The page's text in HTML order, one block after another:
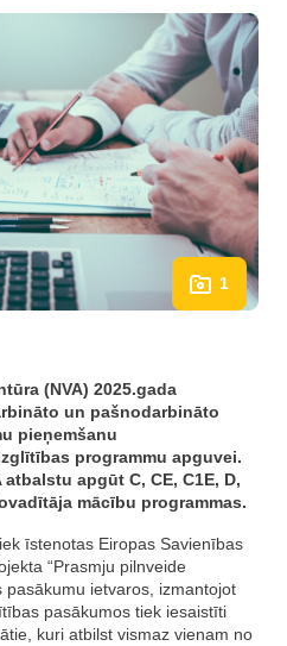
1
(NVA) 2025.gada
un pašnodarbināto
pieņemšanu
programmu apguvei.
apgūt C, CE, C1E, D,
mācību programmas.
īstenotas Eiropas Savienības
“Prasmju pilnveide
pasākumu ietvaros, izmantojot
pasākumos tiek iesaistīti
kuri atbilst vismaz vienam no